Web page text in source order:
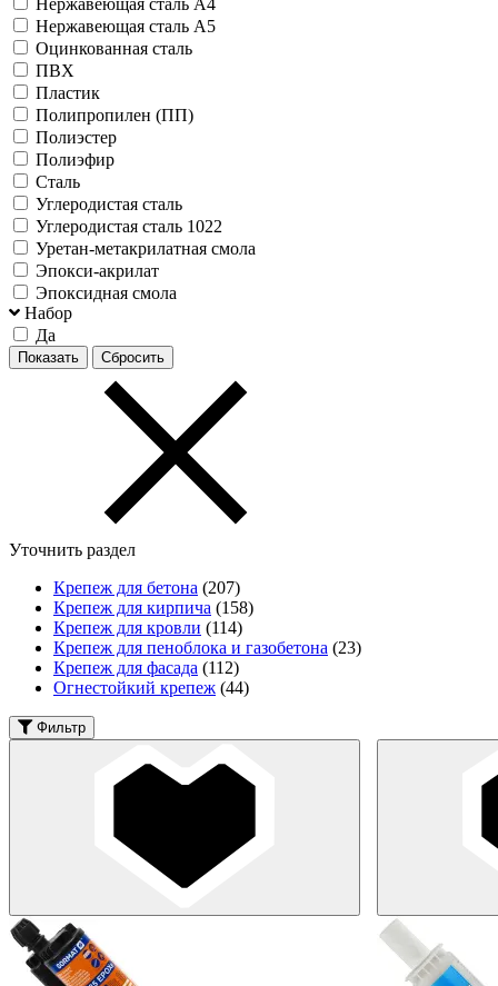
Нержавеющая сталь А5
Оцинкованная сталь
ПВХ
Пластик
Полипропилен (ПП)
Полиэстер
Полиэфир
Сталь
Углеродистая сталь
Углеродистая сталь 1022
Уретан-метакрилатная смола
Эпокси-акрилат
Эпоксидная смола
Набор
Да
Уточнить раздел
Крепеж для бетона (207)
Крепеж для кирпича (158)
Крепеж для кровли (114)
Крепеж для пеноблока и газобетона (23)
Крепеж для фасада (112)
Огнестойкий крепеж (44)
Фильтр